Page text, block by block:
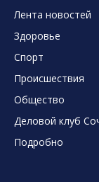
Лента новостей
Здоровье
Спорт
Происшествия
Общество
Деловой клуб
Подробно